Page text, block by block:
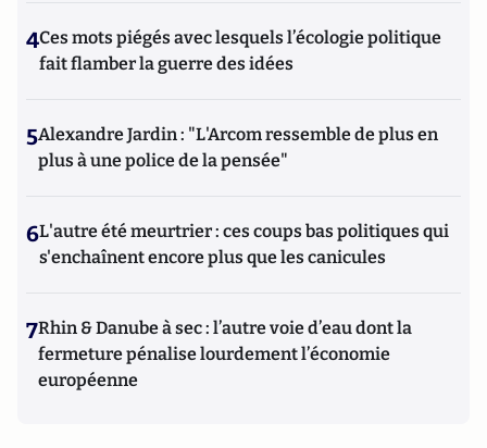
4Ces mots piégés avec lesquels l’écologie politique
fait flamber la guerre des idées
5Alexandre Jardin : "L'Arcom ressemble de plus en
plus à une police de la pensée"
6L'autre été meurtrier : ces coups bas politiques qui
s'enchaînent encore plus que les canicules
7Rhin & Danube à sec : l’autre voie d’eau dont la
fermeture pénalise lourdement l’économie
européenne